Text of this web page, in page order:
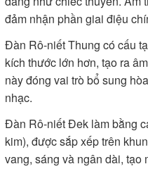
đảm nhận phần giai điệu
Đàn Rô-niết Thung có cấu
kích thước lớn hơn, tạo ra
này đóng vai trò bổ sung
nhạc.
Đàn Rô-niết Đek làm bằng
kim), được sắp xếp trên
vang, sáng và ngân dài, tạo